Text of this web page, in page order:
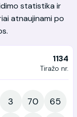
statistika ir
atnaujinami po
1134
Tiražo nr.
3 70
65